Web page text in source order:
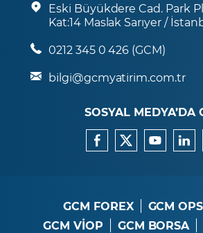
Eski Büyükdere Cad. Park
Kat:14 Maslak Sarıyer /
0212 345 0 426 (GCM)
bilgi@gcmyatirim.com.tr
SOSYAL MEDYA’DA
GCM FOREX
GCM
GCM VİOP
GCM BORSA